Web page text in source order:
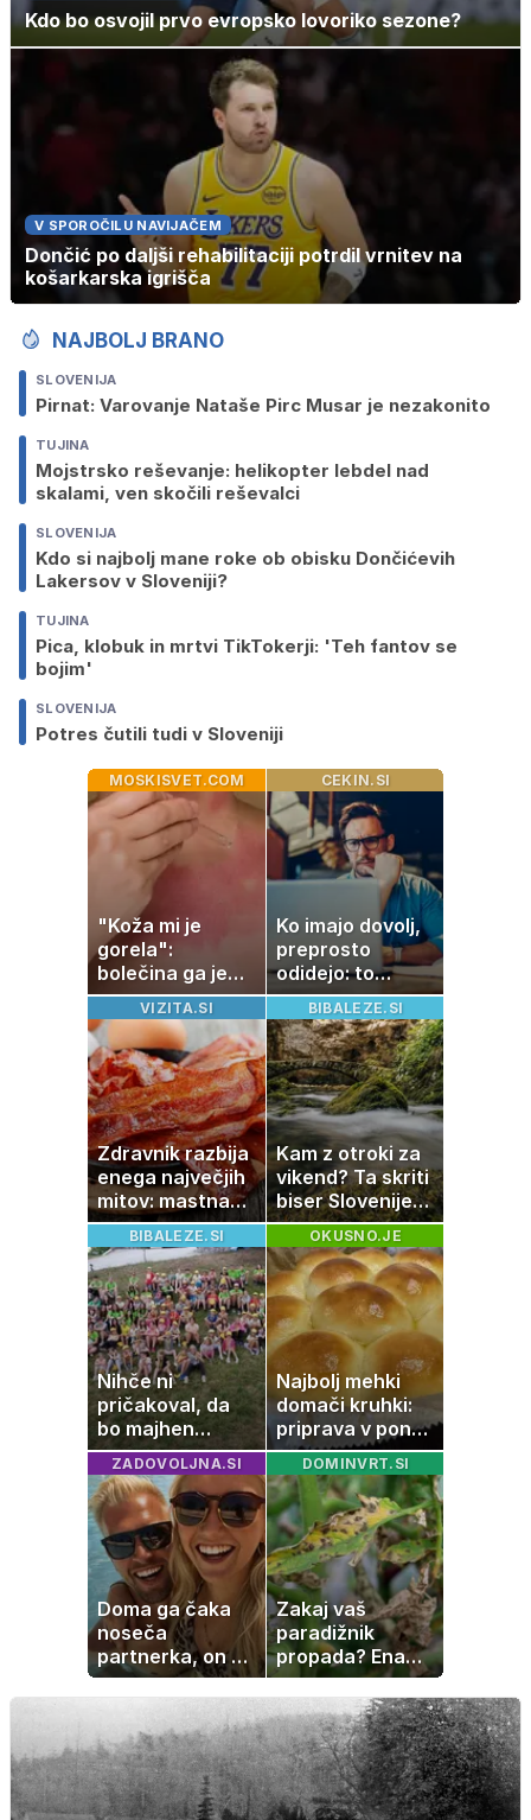
Kdo bo osvojil prvo evropsko lovoriko sezone?
V SPOROČILU NAVIJAČEM
Dončić po daljši rehabilitaciji potrdil vrnitev na
košarkarska igrišča
NAJBOLJ BRANO
SLOVENIJA
Pirnat: Varovanje Nataše Pirc Musar je nezakonito
TUJINA
Mojstrsko reševanje: helikopter lebdel nad
skalami, ven skočili reševalci
SLOVENIJA
Kdo si najbolj mane roke ob obisku Dončićevih
Lakersov v Sloveniji?
TUJINA
Pica, klobuk in mrtvi TikTokerji: 'Teh fantov se
bojim'
SLOVENIJA
Potres čutili tudi v Sloveniji
MOSKISVET.COM
"Koža mi je
gorela":
bolečina ga je
priklenila na
posteljo
CEKIN.SI
Ko imajo dovolj,
preprosto
odidejo: to
znamenje
najpogosteje da
odpoved
VIZITA.SI
Zdravnik razbija
enega največjih
mitov: mastna
jetra ne
nastanejo zaradi
slanine, temveč
zaradi živila, ki
ga imamo vsi
radi
BIBALEZE.SI
Kam z otroki za
vikend? Ta skriti
biser Slovenije
izgleda kot iz
pravljice
BIBALEZE.SI
Nihče ni
pričakoval, da
bo majhen
projekt postal
ena najlepših
zgodb Zasavja
OKUSNO.JE
Najbolj mehki
domači kruhki:
priprava v ponvi
je trik za popoln
rezultat
ZADOVOLJNA.SI
Doma ga čaka
noseča
partnerka, on pa
dopustuje z
drugo
DOMINVRT.SI
Zakaj vaš
paradižnik
propada? Ena
napaka lahko
uniči rastline –
tako jih rešite